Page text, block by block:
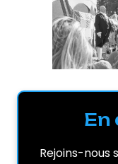
En
Rejoins-nous